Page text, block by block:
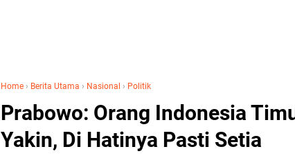
Home › Berita Utama › Nasional › Politik
Prabowo: Orang Indonesia
Yakin, Di Hatinya Pasti Setia